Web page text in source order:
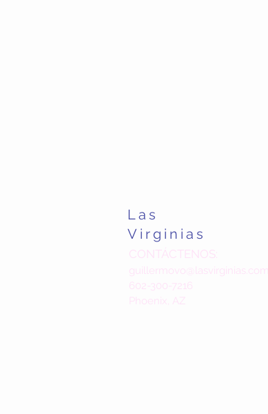
Las
Virginias
CONTÁCTENOS:
guillermovo@lasvirginias.com
602-300-7216
Phoenix, AZ